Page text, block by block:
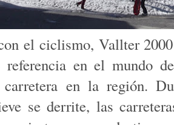
el ciclismo, Vallter
referencia en el mundo
en la región.
se derrite, las